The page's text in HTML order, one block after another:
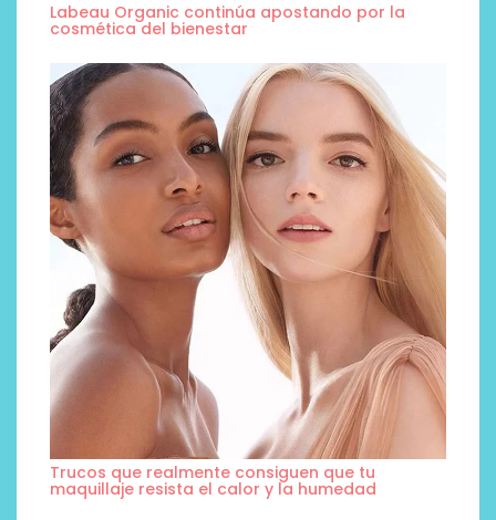
Labeau Organic continúa apostando por la
cosmética del bienestar
Trucos que realmente consiguen que tu
maquillaje resista el calor y la humedad